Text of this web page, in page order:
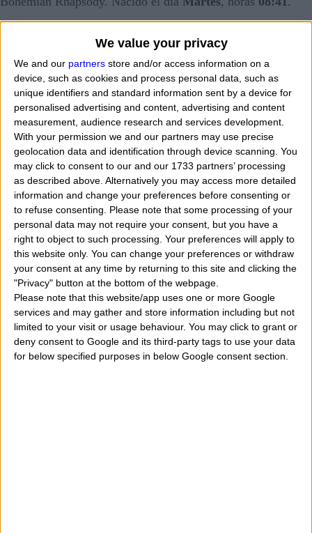
We value your privacy
We and our partners store and/or access information on a
device, such as cookies and process personal data, such as
unique identifiers and standard information sent by a device for
personalised advertising and content, advertising and content
measurement, audience research and services development.
With your permission we and our partners may use precise
geolocation data and identification through device scanning. You
may click to consent to our and our 1733 partners’ processing
as described above. Alternatively you may access more detailed
information and change your preferences before consenting or
to refuse consenting.
Please note that some processing of your
personal data may not require your consent, but you have a
right to object to such processing. Your preferences will apply to
this website only. You can change your preferences or withdraw
your consent at any time by returning to this site and clicking the
"Privacy" button at the bottom of the webpage.
Please note that this website/app uses one or more Google
services and may gather and store information including but not
limited to your visit or usage behaviour. You may click to grant or
deny consent to Google and its third-party tags to use your data
for below specified purposes in below Google consent section.
SU SIGNO ZODIACAL ES: TAURO A 22 GRADOS
DESCUBRIR LAS CARACTERÍSTICAS DE
TAURO
DESCUBRIR LAS AFINIDAD DE TAURO
SU ASCENDENTE ES:CÁNCER A 04 GRADOS
DESCUBRIR LAS CARACTERÍSTICAS DEL
SIGNO ASCENDENTE CÁNCER
SU DÍA DE NACIMIENTO ES: MARTES
DESCUBRIR LAS CARACTERÍSTICAS DE QUE
NACIÓ DE MARTES
EL SIGNO ZODIACAL DE FAMOSOS